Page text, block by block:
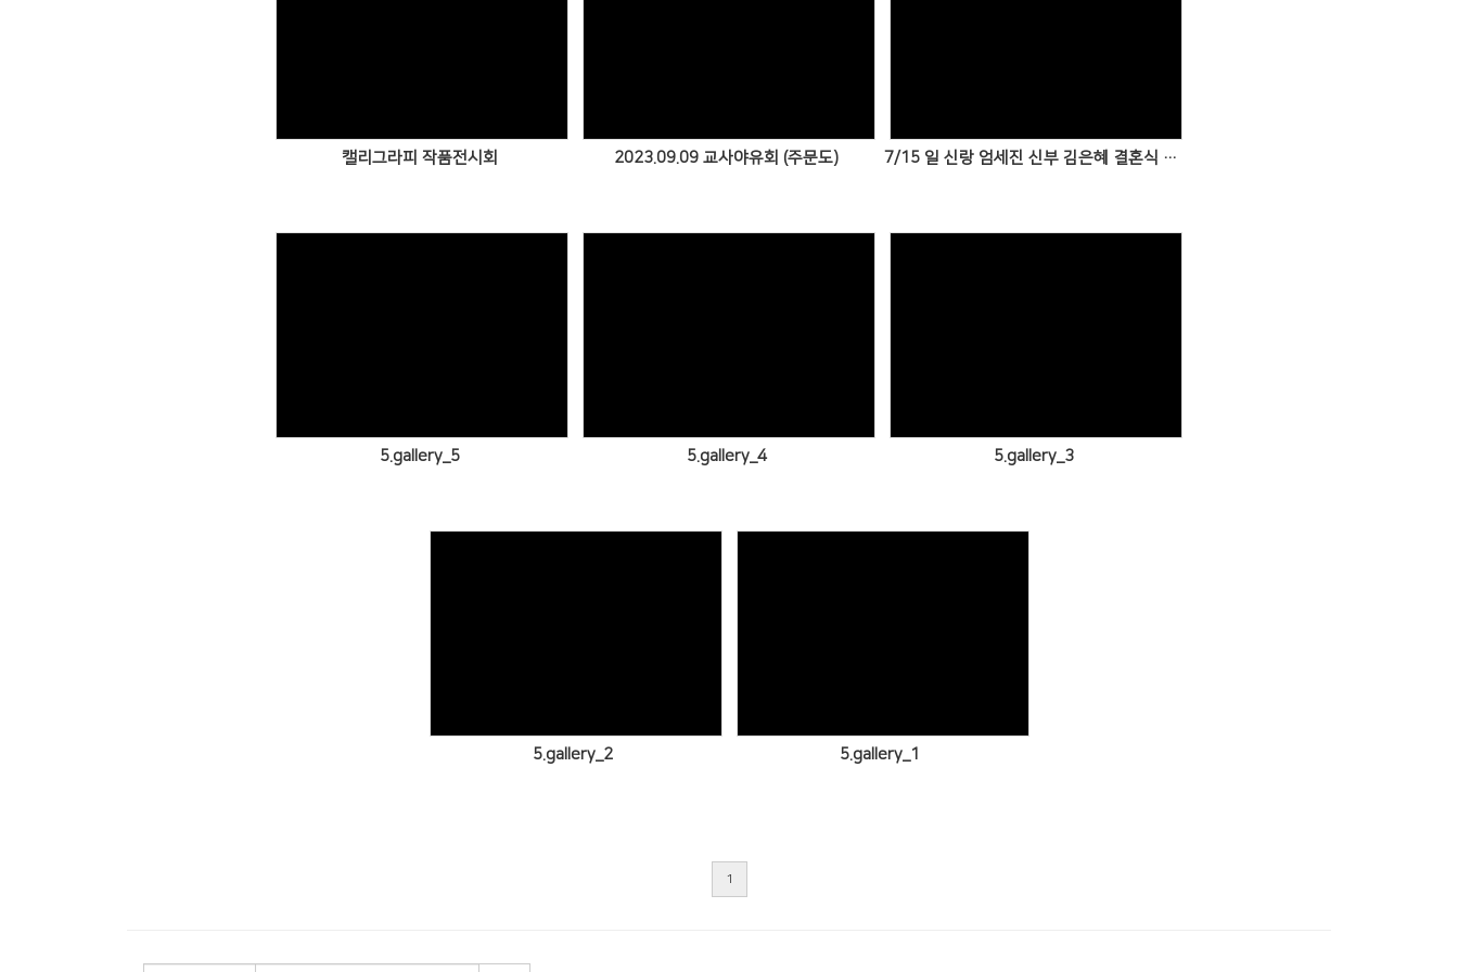
캘리그라피 작품전시회 2023.09.09 교사야유회 (주문도) 7/15 일 신랑 엄세진 신부 김은혜 결혼식 사진
5.gallery_5 5.gallery_4 5.gallery_3
5.gallery_2 5.gallery_1
1